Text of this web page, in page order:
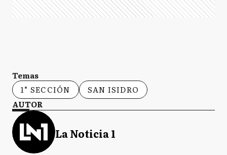
Temas
1° SECCIÓN
SAN ISIDRO
AUTOR
La Noticia 1